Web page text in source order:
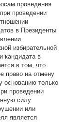
проведения
проведении
в Президенты
избирательной
кандидата в
в том, что
право на отмену
основанию только
проведении
силу
или
является